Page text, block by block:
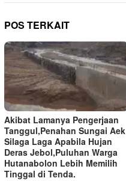
POS TERKAIT
Akibat Lamanya Pengerjaan
Tanggul,Penahan Sungai Aek
Silaga Laga Apabila Hujan
Deras Jebol,Puluhan Warga
Hutanabolon Lebih Memilih
Tinggal di Tenda.